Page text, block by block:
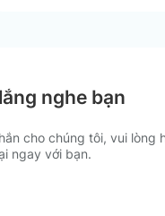
nghe bạn
cho chúng tôi, vui lòng
ngay với bạn.